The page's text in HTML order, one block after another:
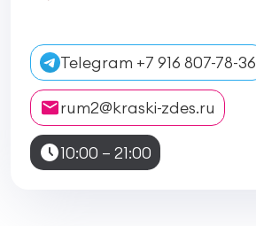
Telegram +7 916 807-78-36
rum2@kraski-zdes.ru
10:00 – 21:00